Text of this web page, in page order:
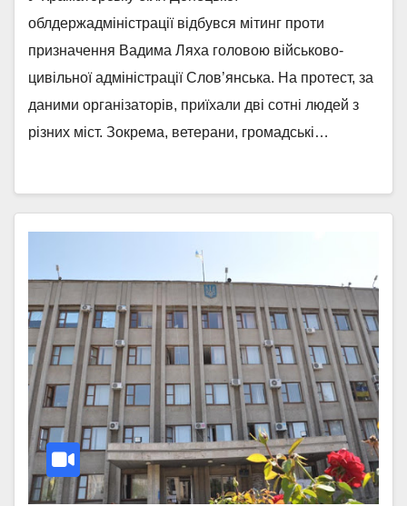
облдержадміністрації відбувся мітинг проти
призначення Вадима Ляха головою військово-
цивільної адміністрації Слов’янська. На протест, за
даними організаторів, приїхали дві сотні людей з
різних міст. Зокрема, ветерани, громадські…